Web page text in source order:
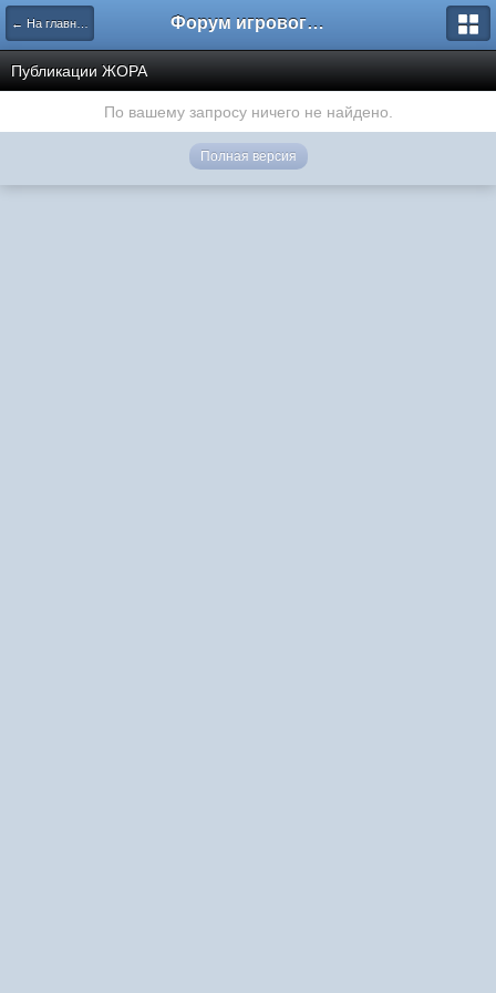
← На главную Форум игрового проекта Riverrise
Публикации ЖОРА
По вашему запросу ничего не найдено.
Полная версия